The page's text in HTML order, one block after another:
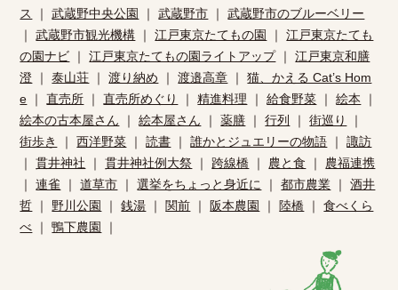
ス
｜武蔵野中央公園 ｜武蔵野市 ｜武蔵野市のブルーベリー
｜武蔵野市観光機構 ｜江戸東京たてもの園 ｜江戸東京たても
の園ナビ ｜江戸東京たてもの園ライトアップ｜江戸東京和膳
澄 ｜泰山荘 ｜渡り納め ｜渡邉高章 ｜猫、かえる Cat’s Hom
e ｜直売所 ｜直売所めぐり ｜精進料理 ｜給食野菜 ｜絵本 ｜
絵本の古本屋さん ｜絵本屋さん ｜薬膳 ｜行列 ｜街巡り
｜
街歩き
｜西洋野菜 ｜読書 ｜誰かとジュエリーの物語 ｜諏訪
｜貫井神社 ｜貫井神社例大祭 ｜跨線橋 ｜ 農と食 ｜ 農福連携
｜連雀 ｜道草市 ｜選挙をちょっと身近に ｜都市農業 ｜酒井
哲 ｜ 野川公園 ｜銭湯 ｜ 関前 ｜ 阪本農園 ｜ 陸橋 ｜食べくら
べ ｜鴨下農園 ｜